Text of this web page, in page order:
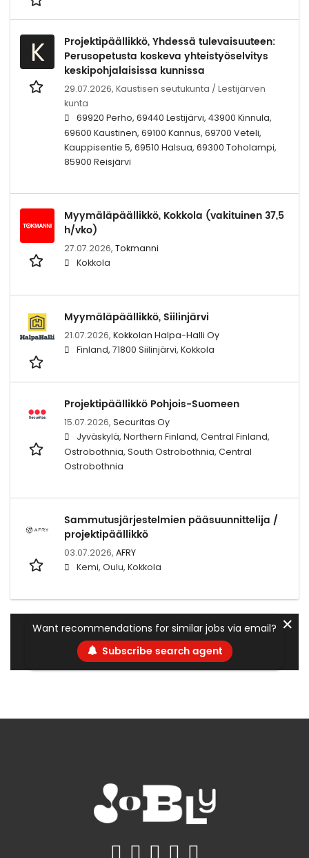
K
Projektipäällikkö, Yhdessä tulevaisuuteen:
Perusopetusta koskeva yhteistyöselvitys
keskipohjalaisissa kunnissa
29.07.2026, Kaustisen seutukunta / Lestijärven
kunta
69920 Perho, 69440 Lestijärvi, 43900 Kinnula,
69600 Kaustinen, 69100 Kannus, 69700 Veteli,
Kauppisentie 5, 69510 Halsua, 69300 Toholampi,
85900 Reisjärvi
Myymäläpäällikkö, Kokkola (vakituinen 37,5
h/vko)
27.07.2026, Tokmanni
Kokkola
Myymäläpäällikkö, Siilinjärvi
21.07.2026, Kokkolan Halpa-Halli Oy
Finland, 71800 Siilinjärvi, Kokkola
Projektipäällikkö Pohjois-Suomeen
15.07.2026, Securitas Oy
Jyväskylä, Northern Finland, Central Finland,
Ostrobothnia, South Ostrobothnia, Central
Ostrobothnia
Sammutusjärjestelmien pääsuunnittelija /
projektipäällikkö
03.07.2026, AFRY
Kemi, Oulu, Kokkola
Want recommendations for similar jobs via email?
Subscribe search agent
✕